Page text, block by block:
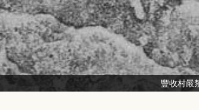
豐收村嚴